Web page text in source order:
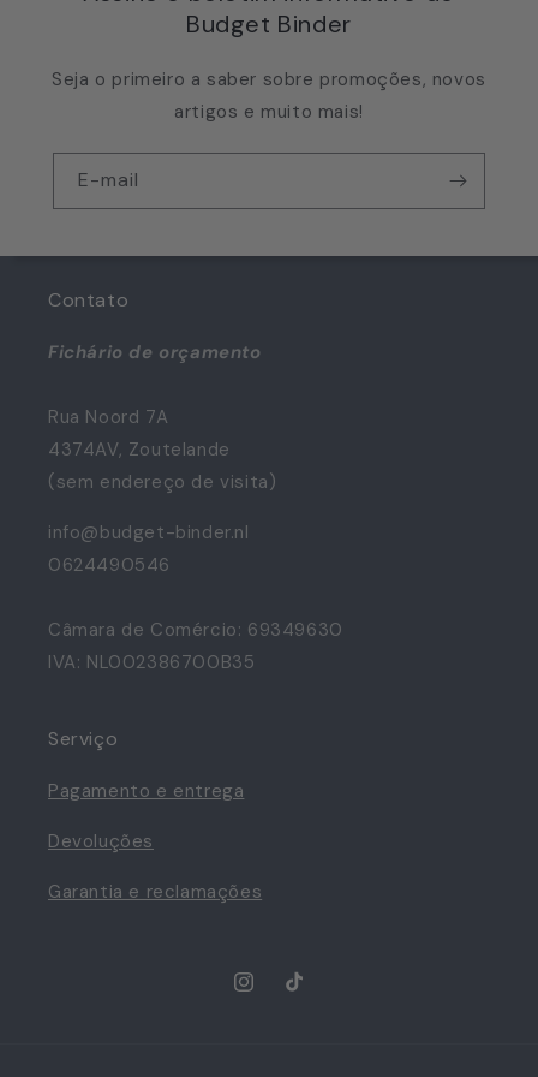
Budget Binder
Seja o primeiro a saber sobre promoções, novos
artigos e muito mais!
E-mail
Contato
Fichário de orçamento
Rua Noord 7A
4374AV, Zoutelande
(sem endereço de visita)
info@budget-binder.nl
0624490546
Câmara de Comércio: 69349630
IVA: NL002386700B35
Serviço
Pagamento e entrega
Devoluções
Garantia e reclamações
InstagramTikTok